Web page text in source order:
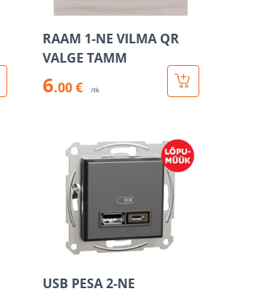
RAAM 1-NE VILMA QR
VALGE TAMM
6.00 € /tk
USB PESA 2-NE